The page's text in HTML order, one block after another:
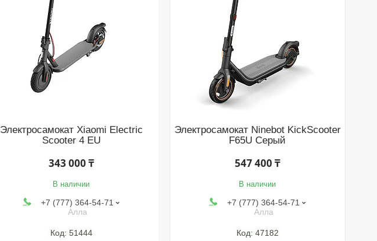
Электросамокат Xiaomi Electric
Scooter 4 EU
343 000 ₸
В наличии
+7 (777) 364-54-71
Алла
51444
Электросамокат Ninebot KickScooter
F65U Серый
547 400 ₸
В наличии
+7 (777) 364-54-71
Алла
47182